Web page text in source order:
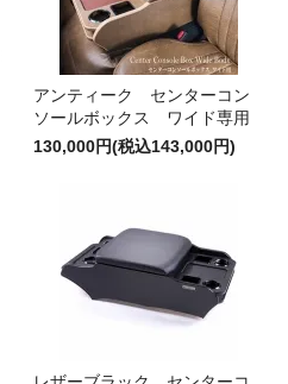
アンティーク センターコン
ソールボックス ワイド専用
130,000円(税込143,000円)